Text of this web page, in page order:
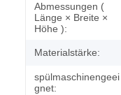
Abmessungen (
Länge × Breite ×
Höhe ):
Materialstärke:
spülmaschinengeei
gnet: